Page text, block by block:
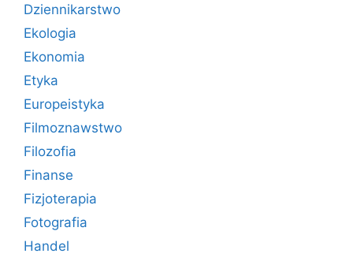
Dziennikarstwo
Ekologia
Ekonomia
Etyka
Europeistyka
Filmoznawstwo
Filozofia
Finanse
Fizjoterapia
Fotografia
Handel